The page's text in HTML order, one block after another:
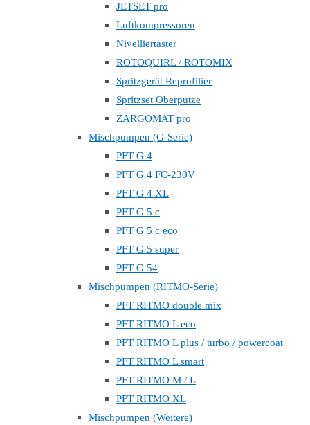
JETSET pro
Luftkompressoren
Nivelliertaster
ROTOQUIRL / ROTOMIX
Spritzgerät Reprofilier
Spritzset Oberputze
ZARGOMAT pro
Mischpumpen (G-Serie)
PFT G 4
PFT G 4 FC-230V
PFT G 4 XL
PFT G 5 c
PFT G 5 c eco
PFT G 5 super
PFT G 54
Mischpumpen (RITMO-Serie)
PFT RITMO double mix
PFT RITMO L eco
PFT RITMO L plus / turbo / powercoat
PFT RITMO L smart
PFT RITMO M / L
PFT RITMO XL
Mischpumpen (Weitere)